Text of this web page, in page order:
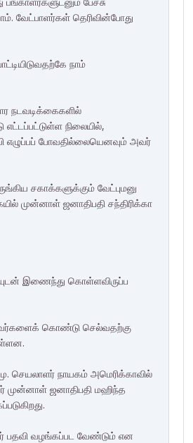
வேட்பாளர்கள் தெரிவின்போது
நாம்
நடவடிக்கைகளில்
நிலையில்,
எழுப்பப் போவதில்லையெனவும் அவர்
சகாக்களுக்கும் வேட்புமனு
முன்னாள் ஜனாதிபதி சந்திரிக்கா
இணைந்து கொள்ளவிருப்ப
கொண்டு செல்வதற்கு
செயலாளர் நாயகம் அமெரிக்காவில்
முன்னாள் ஜனாதிபதி மஹிந்த
பதவி வழங்கப்பட வேண்டும் என